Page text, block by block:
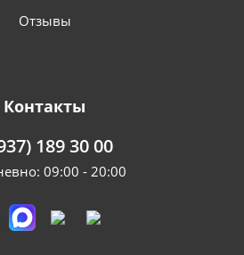
Отзывы
Контакты
189 30 00
09:00 - 20:00